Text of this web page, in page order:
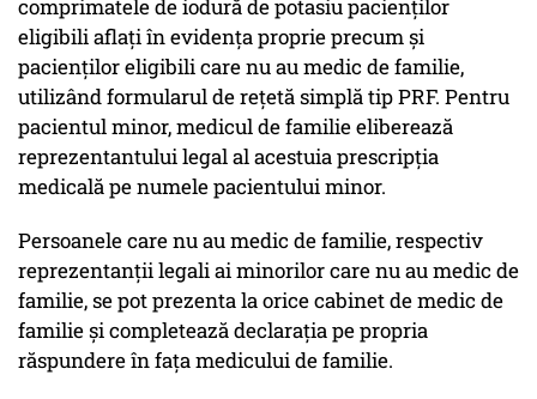
comprimatele de iodură de potasiu pacienților
eligibili aflați în evidența proprie precum și
pacienților eligibili care nu au medic de familie,
utilizând formularul de rețetă simplă tip PRF. Pentru
pacientul minor, medicul de familie eliberează
reprezentantului legal al acestuia prescripția
medicală pe numele pacientului minor.
Persoanele care nu au medic de familie, respectiv
reprezentanții legali ai minorilor care nu au medic de
familie, se pot prezenta la orice cabinet de medic de
familie și completează declarația pe propria
răspundere în fața medicului de familie.